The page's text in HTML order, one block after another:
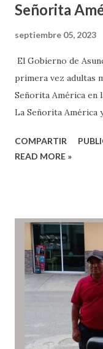
Señorita
septiembre 05, 2023
El Gobierno de
primera vez adultas
Señorita América en
La Señorita América
de septiembre. Para
El presidente
detalló que se
para el rescate de
localidad, además
mayores. Las
primera etapa:
silva 63, Emilia
COMPARTIR
READ MORE »